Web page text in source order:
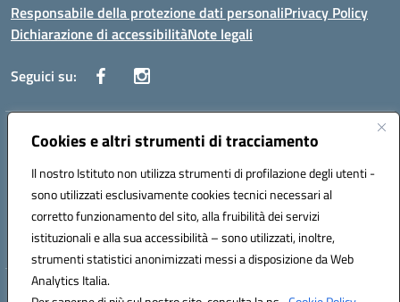
Cookies e altri strumenti di tracciamento
Il nostro Istituto non utilizza strumenti di profilazione degli utenti -
sono utilizzati esclusivamente cookies tecnici necessari al
corretto funzionamento del sito, alla fruibilità dei servizi
istituzionali e alla sua accessibilità – sono utilizzati, inoltre,
strumenti statistici anonimizzati messi a disposizione da Web
Analytics Italia.
Responsabile della protezione dati personaliPrivacy Policy
Dichiarazione di accessibilitàNote legali
Seguici su:
Indirizzo:Corso Vittorio Emanuele, 27 90133 - Palermo
Posta elettronica certificata (PEC):pais03600r@pec.istruzione.it
Codice fiscale: 97308550827
Codice meccanografico: PAIS03600R
Hosting & Powered by 3D Solution S.r.l.